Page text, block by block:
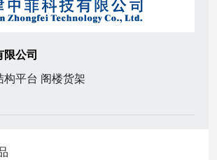
限公司
平台 阁楼货架